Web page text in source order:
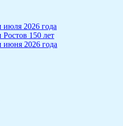
июля 2026 года
150 лет
июня 2026 года